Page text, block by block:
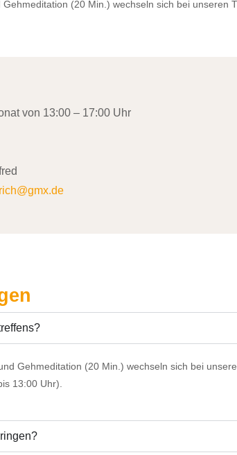
(20 Min.) wechseln sich bei unseren
von 13:00 – 17:00 Uhr
Gehmeditation (20 Min.) wechseln sich bei
13:00 Uhr).